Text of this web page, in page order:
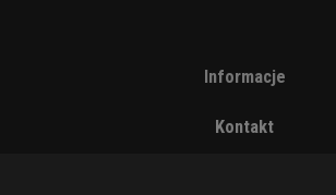
Informacje
Kontakt